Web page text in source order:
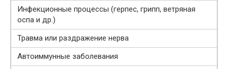
Инфекционные процессы (герпес, грипп, ветряная
оспа и др.)
Травма или раздражение нерва
Автоиммунные заболевания